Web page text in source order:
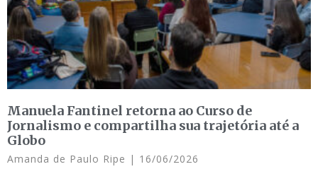
Manuela Fantinel retorna ao Curso de
Jornalismo e compartilha sua trajetória até a
Globo
Amanda de Paulo Ripe 16/06/2026